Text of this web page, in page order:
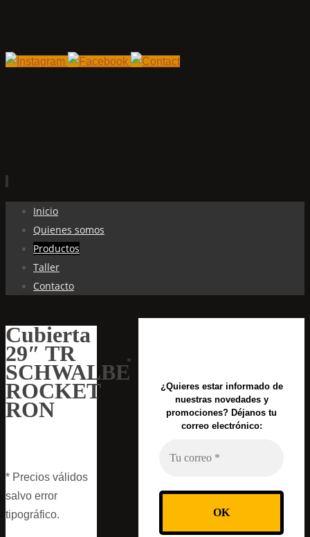
contenido
Inicio
Quienes somos
Productos
Taller
Contacto
Cubierta
29″ TR
SCHWALBE
ROCKET
RON
* Precios válidos
salvo error
tipográfico.
¿Quieres estar informado de
nuestras novedades y
promociones? Déjanos tu
correo electrónico: